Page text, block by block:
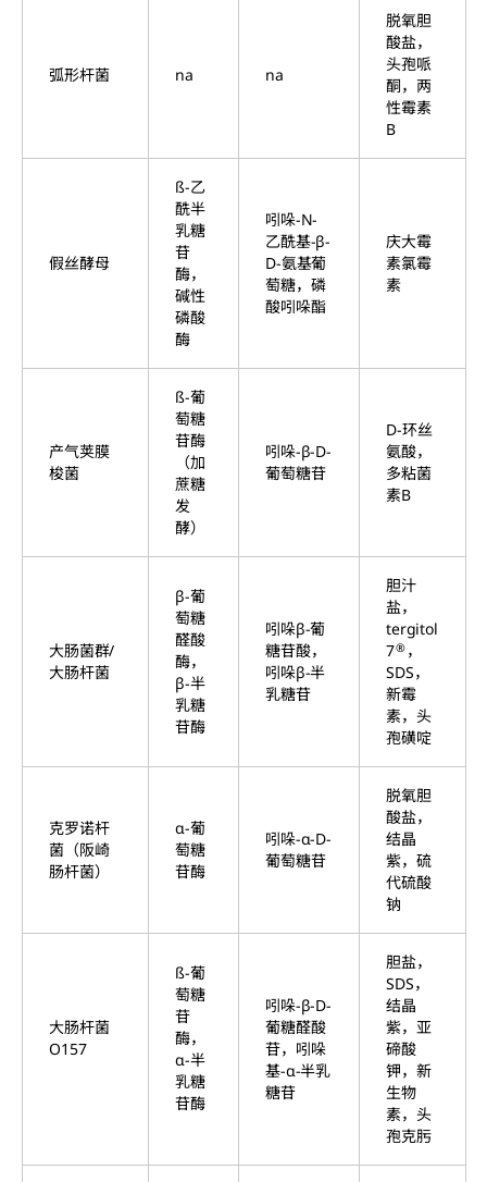
弧形杆菌 na na
脱氧胆
酸盐，
头孢哌
酮，两
性霉素
B
假丝酵母
ß-乙
酰半
乳糖
苷
酶，
碱性
磷酸
酶
吲哚-N-
乙酰基-β-
D-氨基葡
萄糖，磷
酸吲哚酯
庆大霉
素氯霉
素
产气荚膜
梭菌
ß-葡
萄糖
苷酶
（加
蔗糖
发
酵）
吲哚-β-D-
葡萄糖苷
D-环丝
氨酸，
多粘菌
素B
大肠菌群/
大肠杆菌
β-葡
萄糖
醛酸
酶，
β-半
乳糖
苷酶
吲哚β-葡
糖苷酸，
吲哚β-半
乳糖苷
胆汁
盐，
tergitol
7® ，
SDS，
新霉
素，头
孢磺啶
克罗诺杆
菌（阪崎
肠杆菌）
α-葡
萄糖
苷酶
吲哚-α-D-
葡萄糖苷
脱氧胆
酸盐，
结晶
紫，硫
代硫酸
钠
大肠杆菌
O157
ß-葡
萄糖
苷
酶，
α-半
乳糖
苷酶
吲哚-β-D-
葡糖醛酸
苷，吲哚
基-α-半乳
糖苷
胆盐，
SDS，
结晶
紫，亚
碲酸
钾，新
生物
素，头
孢克肟